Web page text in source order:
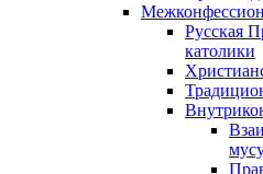
Русская
католики